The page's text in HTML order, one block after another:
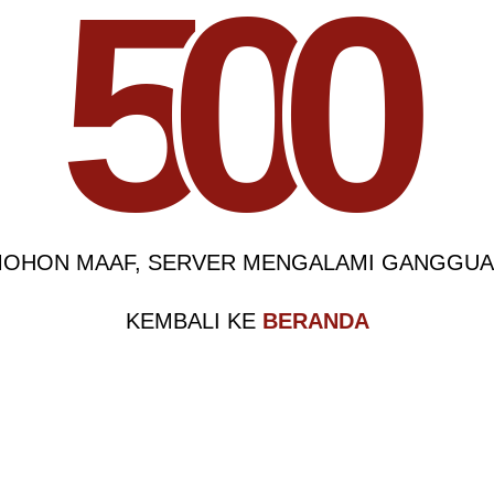
500
MAAF, SERVER MENGALAMI
KEMBALI KE BERANDA